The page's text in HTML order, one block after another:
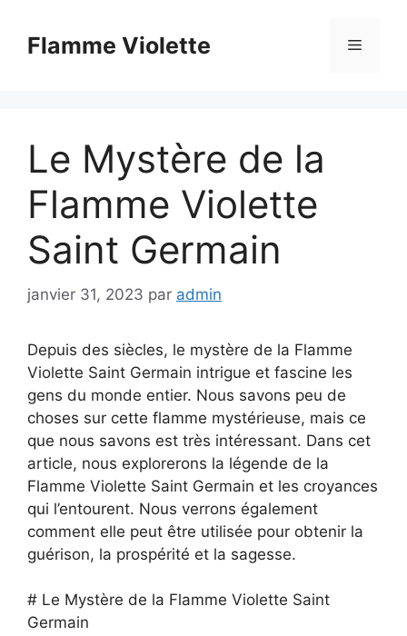
contenuFlamme Violette Menu
Le Mystère de la
Flamme Violette
Saint Germain
janvier 31, 2023 par admin
Depuis des siècles, le mystère de la Flamme
Violette Saint Germain intrigue et fascine les
gens du monde entier. Nous savons peu de
choses sur cette flamme mystérieuse, mais ce
que nous savons est très intéressant. Dans cet
article, nous explorerons la légende de la
Flamme Violette Saint Germain et les croyances
qui l’entourent. Nous verrons également
comment elle peut être utilisée pour obtenir la
guérison, la prospérité et la sagesse.
# Le Mystère de la Flamme Violette Saint
Germain